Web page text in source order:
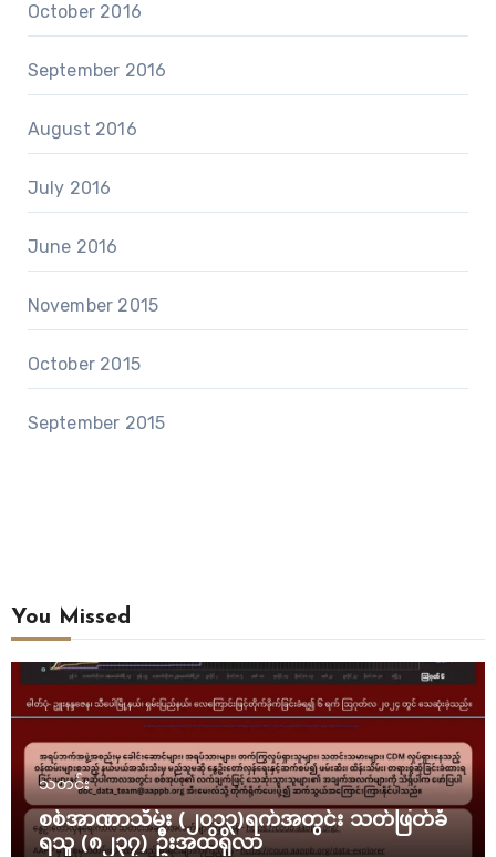
October 2016
September 2016
August 2016
July 2016
June 2016
November 2015
October 2015
September 2015
You Missed
သတင်း
စစ်အာဏာသိမ်း (၂၀၁၃)ရက်အတွင်း သတ်ဖြတ်ခံ
ရသူ (၈၂၃၇) ဦးအထိရှိလာ